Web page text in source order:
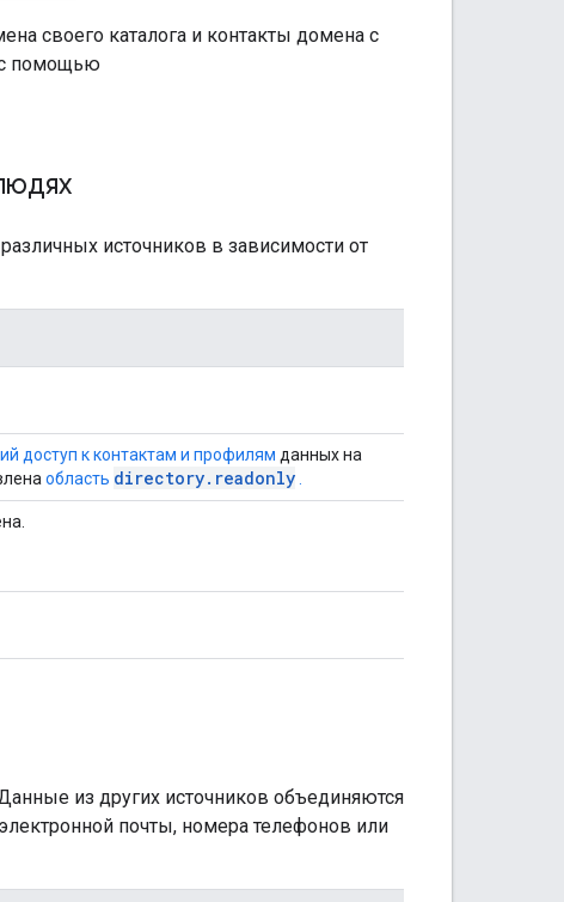
своего каталога и контакты домена с
помощью
источников в зависимости от
доступ к контактам и профилям данных на
​​область directory.readonly
из других источников объединяются
почты, номера телефонов или